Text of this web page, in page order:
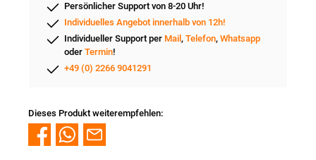
Persönlicher Support von 8-20 Uhr!
Individuelles Angebot innerhalb von 12h!
Individueller Support per Mail , Telefon, Whatsapp
oder Termin!
+49 (0) 2266 9041291
Dieses Produkt weiterempfehlen: